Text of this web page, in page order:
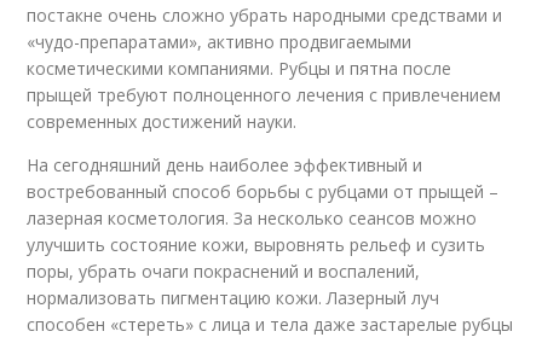
постакне очень сложно убрать народными средствами и
«чудо-препаратами», активно продвигаемыми
косметическими компаниями. Рубцы и пятна после
прыщей требуют полноценного лечения с привлечением
современных достижений науки.
На сегодняшний день наиболее эффективный и
востребованный способ борьбы с рубцами от прыщей –
лазерная косметология. За несколько сеансов можно
улучшить состояние кожи, выровнять рельеф и сузить
поры, убрать очаги покраснений и воспалений,
нормализовать пигментацию кожи. Лазерный луч
способен «стереть» с лица и тела даже застарелые рубцы